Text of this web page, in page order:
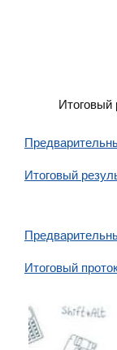
Итоговый
Итоговый
Итоговый